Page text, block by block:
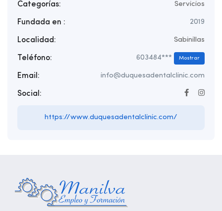
Categorías: Servicios
Fundada en : 2019
Localidad: Sabinillas
Teléfono: 603484*** Mostrar
Email: info@duquesadentalclinic.com
Social:
https://www.duquesadentalclinic.com/